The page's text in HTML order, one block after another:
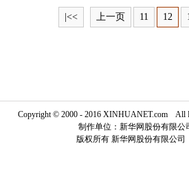
|<< 上一页 11 12
Copyright © 2000 - 2016 XINHUANET.com All
制作单位：新华网股份有限公
版权所有 新华网股份有限公司